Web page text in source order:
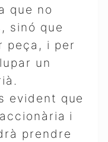
que no
sinó que
peça, i per
un
evident que
i
prendre